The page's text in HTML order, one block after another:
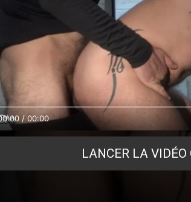
/ 00:00
LANCER LA VIDÉO